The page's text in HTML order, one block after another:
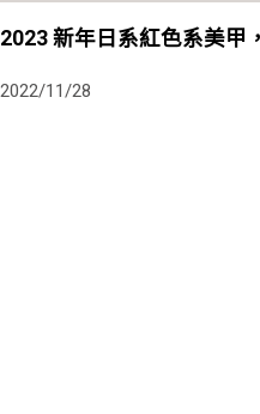
2023 新年日系紅色系美甲
2022/11/28